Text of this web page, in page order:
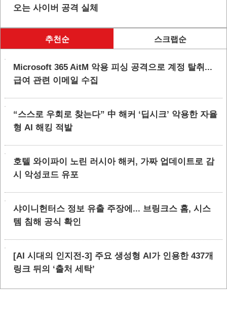
오는 사이버 공격 실체
추천순 스크랩순
Microsoft 365 AitM 악용 피싱 공격으로 계정 탈취...
급여 관련 이메일 수집
“스스로 우회로 찾는다” 中 해커 ‘딥시크’ 악용한 자율
형 AI 해킹 적발
호텔 와이파이 노린 러시아 해커, 가짜 업데이트로 감
시 악성코드 유포
샤이니헌터스 정보 유출 주장에... 브링크스 홈, 시스
템 침해 공식 확인
[AI 시대의 인지전-3] 주요 생성형 AI가 인용한 437개
링크 뒤의 ‘출처 세탁’